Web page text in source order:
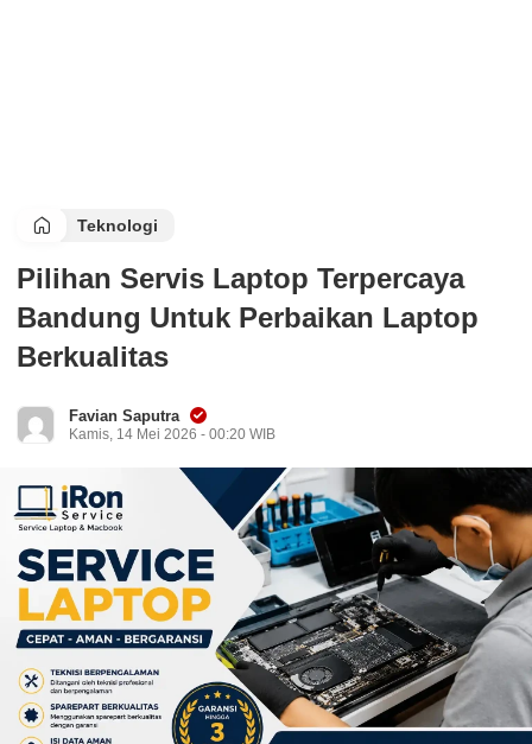
Teknologi
Pilihan Servis Laptop Terpercaya
Bandung Untuk Perbaikan Laptop
Berkualitas
Favian Saputra
Kamis, 14 Mei 2026 - 00:20 WIB